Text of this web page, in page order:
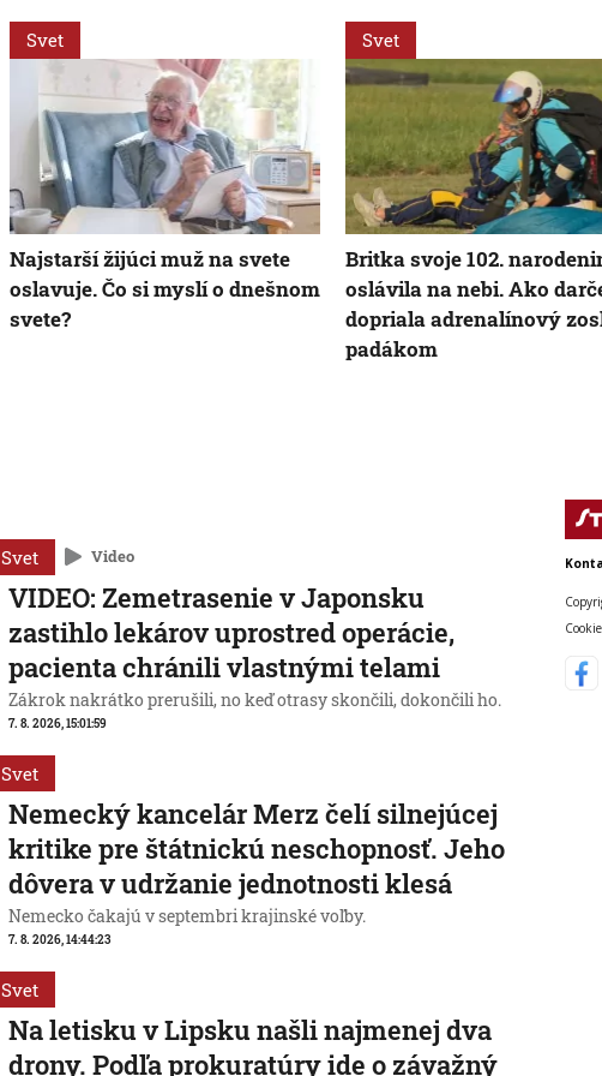
Svet
Najstarší žijúci muž na svete
oslavuje. Čo si myslí o dnešnom
svete?
Svet
Britka svoje 102.
oslávila na nebi. Ako
dopriala adrenalínový
padákom
Svet Video
VIDEO: Zemetrasenie v Japonsku
zastihlo lekárov uprostred operácie,
pacienta chránili vlastnými telami
Zákrok nakrátko prerušili, no keď otrasy skončili, dokončili ho.
7. 8. 2026, 15:01:59
Svet
Nemecký kancelár Merz čelí silnejúcej
kritike pre štátnickú neschopnosť. Jeho
dôvera v udržanie jednotnosti klesá
Nemecko čakajú v septembri krajinské voľby.
7. 8. 2026, 14:44:23
Svet
Na letisku v Lipsku našli najmenej dva
drony. Podľa prokuratúry ide o závažný